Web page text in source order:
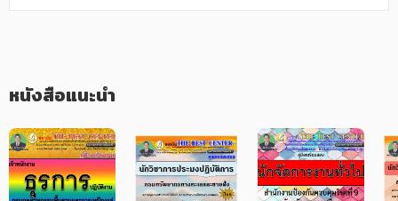
เทคโนโลยี การสื่อสาร วิทยาศาสตร์
ภาษาศาสตร์
หนังสือเด็ก
หนังสือแนะนำ